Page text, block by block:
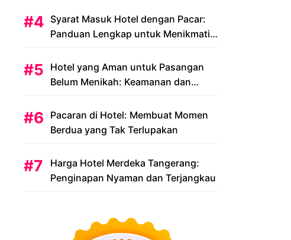
Syarat Masuk Hotel dengan Pacar:
Panduan Lengkap untuk Menikmati
Hotel yang Aman untuk Pasangan
Belum Menikah: Keamanan dan
Pacaran di Hotel: Membuat Momen
Berdua yang Tak Terlupakan
Harga Hotel Merdeka Tangerang:
Penginapan Nyaman dan Terjangkau